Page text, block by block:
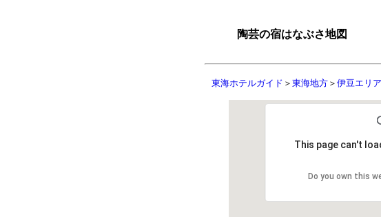
陶芸の宿はなぶさ地図
東海ホテルガイド ＞ 東海地方 ＞ 伊豆エリア
This page can't
Do you own this